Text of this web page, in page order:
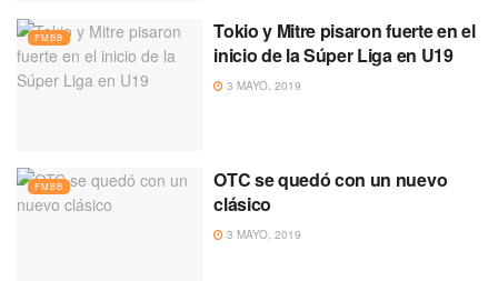
FMBB
Tokio y Mitre pisaron fuerte en el
inicio de la Súper Liga en U19
3 MAYO, 2019
FMBB
OTC se quedó con un nuevo
clásico
3 MAYO, 2019